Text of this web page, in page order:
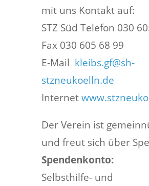
mit uns Kontakt auf:
STZ Süd Telefon 030
Fax 030 605 68 99
E-Mail kleibs.gf@sh-
stzneukoelln.de
Internet
Der Verein ist
und freut sich über
Spendenkonto:
Selbsthilfe- und